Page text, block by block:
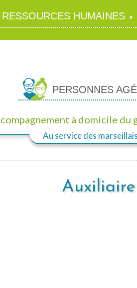
RESSOURCES HUMAINES
PERSONNES
à domicile du
Au service des marseillais